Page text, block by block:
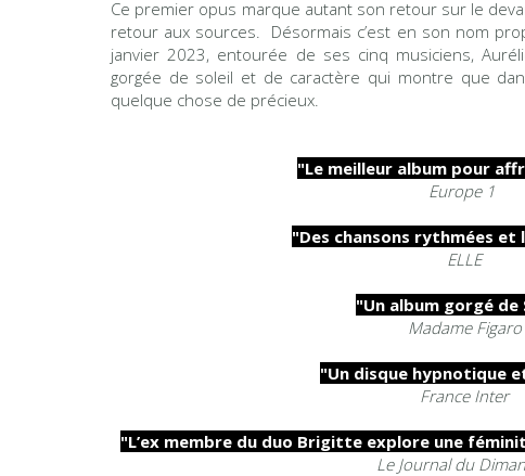
Ce premier opus marque autant son retour sur le
retour aux sources. Désormais c’est en son nom
janvier 2023, entourée de ses cinq musiciens,
gorgée de soleil et de caractère qui montre que
quelque chose de précieux.
"Le meilleur album pour
Europe 1
"Des chansons rythmées et
ELLE
"Un album gorgé de
Madame Figaro
"Un disque hypnotique
France Inter
"L’ex membre du duo Brigitte explore une
Le Journal du